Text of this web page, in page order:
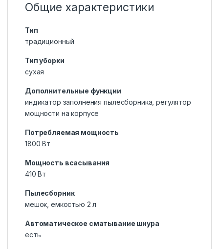
Общие характеристики
Тип
традиционный
Тип уборки
сухая
Дополнительные функции
индикатор заполнения пылесборника, регулятор
мощности на корпусе
Потребляемая мощность
1800 Вт
Мощность всасывания
410 Вт
Пылесборник
мешок, емкостью 2 л
Автоматическое сматывание шнура
есть